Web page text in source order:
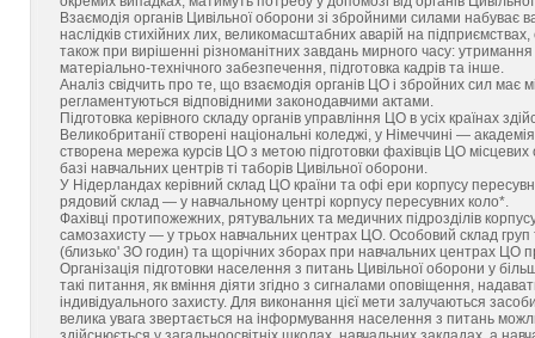
Взаємодія органів Цивільної оборони зі збройними силами набуває
наслідків стихійних лих, великомасштабних аварій на
також при вирішенні різноманітних завдань мирного часу:
матеріально-технічного забезпечення, підготовка кадрів та інше.
Аналіз свідчить про те, що взаємодія органів ЦО і збройних сил має
регламентуються відповідними законодавчими актами.
Підготовка керівного складу органів управління ЦО в усіх країнах
Великобританії створені національні коледжі, у Німеччині —
створена мережа курсів ЦО з метою підготовки фахівців ЦО
базі навчальних центрів ті таборів Цивільної оборони.
У Нідерландах керівний склад ЦО країни та офі ери корпусу
рядовий склад — у навчальному центрі корпусу пересувних коло*.
Фахівці протипожежних, рятувальних та медичних підрозділів
самозахисту — у трьох навчальних центрах ЦО. Особовий склад груп
(близько' ЗО годин) та щорічних зборах при навчальних центрах ЦО
Організація підготовки населення з питань Цивільної оборони у
такі питання, як вміння діяти згідно з сигналами оповіщення,
індивідуального захисту. Для виконання цієї мети залучаються
велика увага звертається на інформування населення з питань